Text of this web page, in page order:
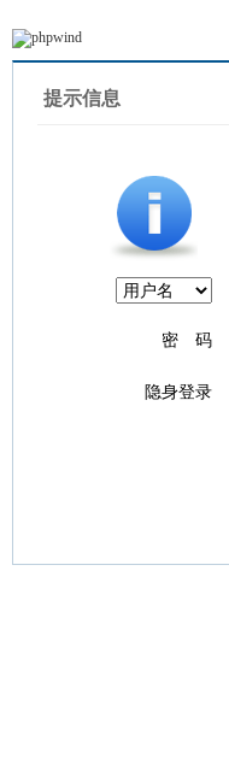
提示信息
密 码
隐身登录